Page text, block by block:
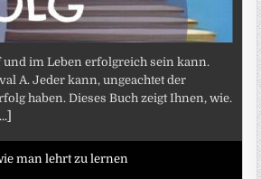
im Leben erfolgreich sein kann.
A. Jeder kann, ungeachtet der
haben. Dieses Buch zeigt Ihnen, wie.
[...]
man lehrt zu lernen